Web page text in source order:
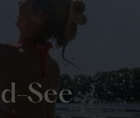
See